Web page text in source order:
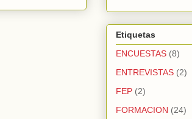
Etiquetas
ENCUESTAS (8)
ENTREVISTAS (2)
FEP (2)
FORMACION (24)